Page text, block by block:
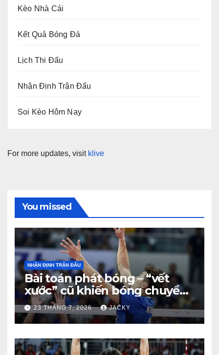
Kèo Nhà Cái
Kết Quả Bóng Đá
Lịch Thi Đấu
Nhận Định Trận Đấu
Soi Kèo Hôm Nay
For more updates, visit klive
You missed
NHẬN ĐỊNH TRẬN ĐẤU
Bài toán phát bóng – “vết
xước” cũ khiến bóng chuyền
nam Việt Nam trả giá đắt
trước Thái Lan
23 THÁNG 7, 2026 JACKY